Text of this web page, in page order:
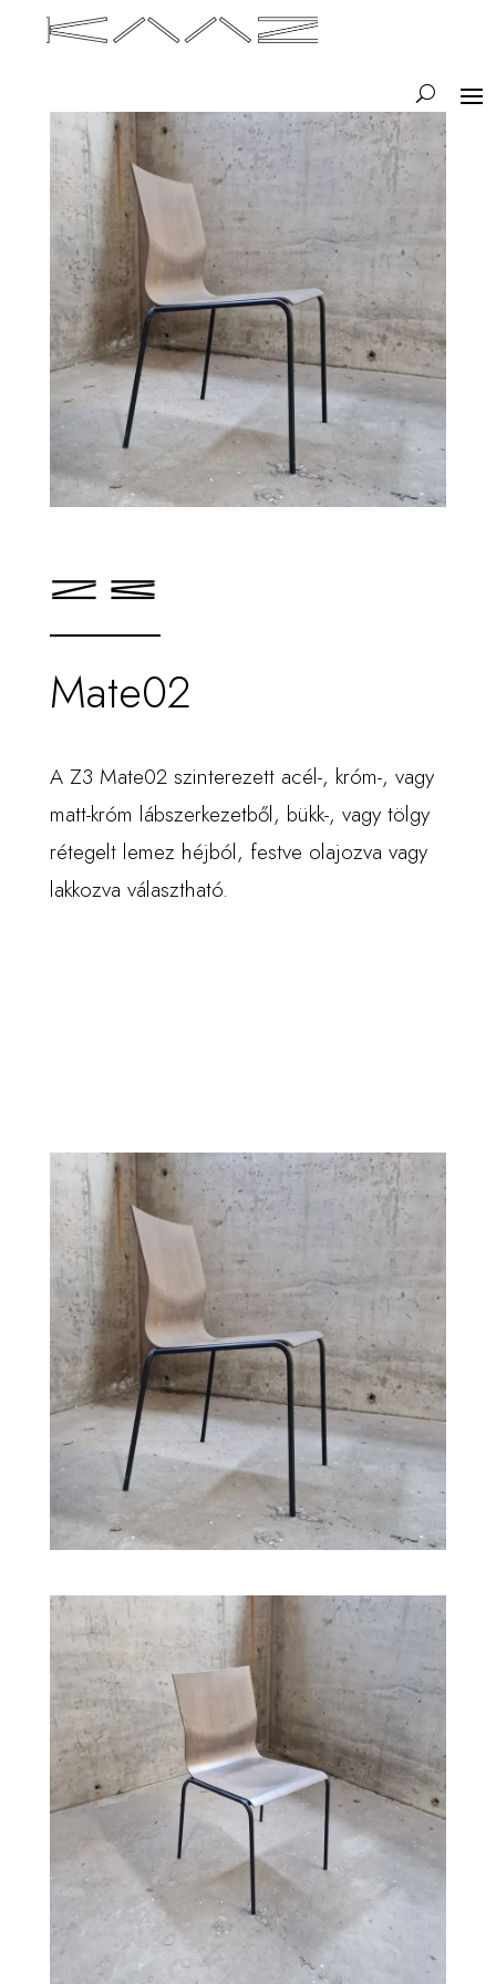
Mate02
A Z3 Mate02 szinterezett acél-, króm-, vagy
matt-króm lábszerkezetből, bükk-, vagy tölgy
rétegelt lemez héjból, festve olajozva vagy
lakkozva választható.